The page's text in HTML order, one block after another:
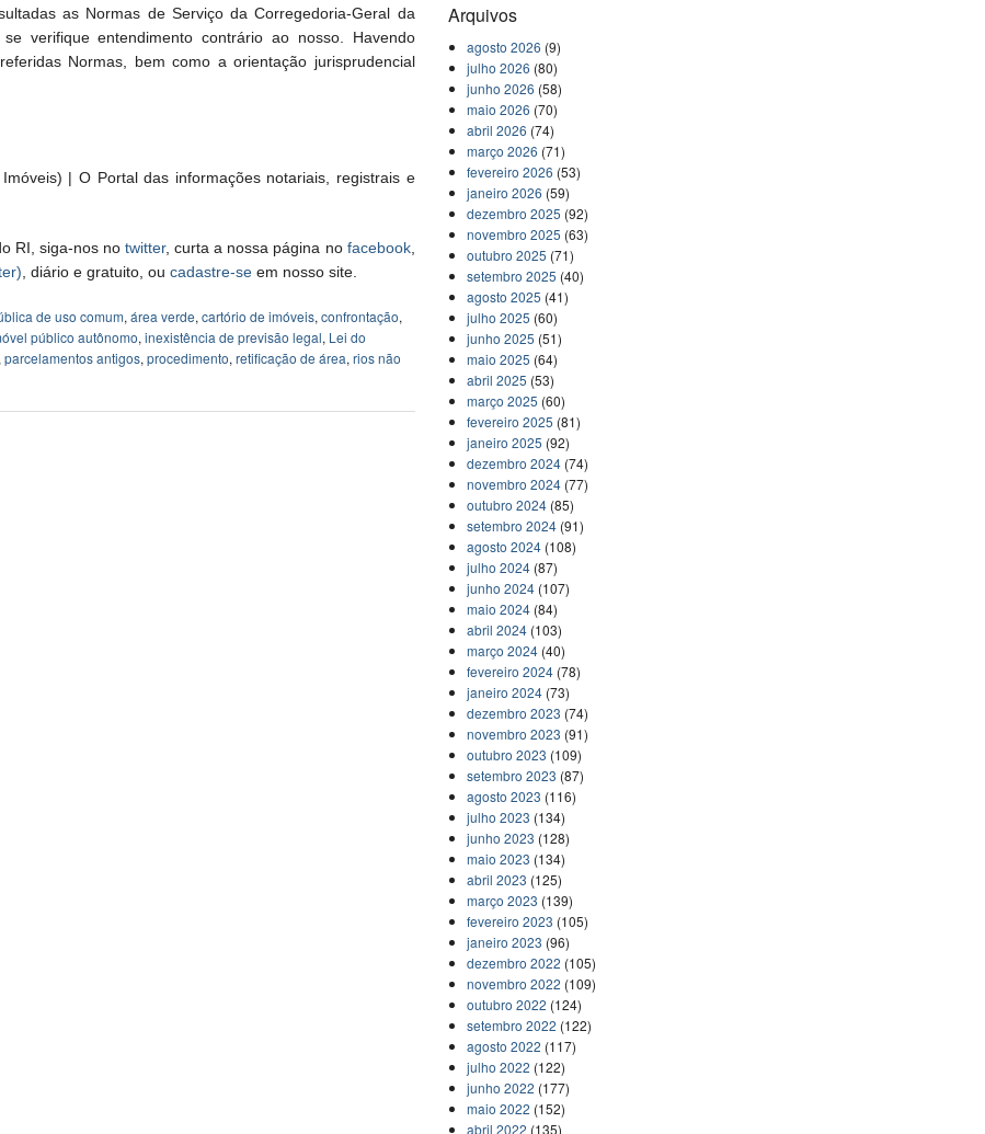
as Normas de Serviço da Corregedoria-Geral da
verifique entendimento contrário ao nosso. Havendo
Normas, bem como a orientação jurisprudencial
| O Portal das informações notariais, registrais e
RI, siga-nos notwitter, curta a nossa página no facebook,
, diário e gratuito, ou cadastre-se em nosso site.
de uso comum, área verde, cartório de imóveis, confrontação,
público autônomo, inexistência de previsão legal, Lei do
parcelamentos antigos, procedimento, retificação de área, rios não
Arquivos
agosto 2026 (9)
julho 2026 (80)
junho 2026 (58)
maio 2026 (70)
abril 2026 (74)
março 2026 (71)
fevereiro 2026 (53)
janeiro 2026 (59)
dezembro 2025 (92)
novembro 2025 (63)
outubro 2025 (71)
setembro 2025 (40)
agosto 2025 (41)
julho 2025 (60)
junho 2025 (51)
maio 2025 (64)
abril 2025 (53)
março 2025 (60)
fevereiro 2025 (81)
janeiro 2025 (92)
dezembro 2024 (74)
novembro 2024 (77)
outubro 2024 (85)
setembro 2024 (91)
agosto 2024 (108)
julho 2024 (87)
junho 2024 (107)
maio 2024 (84)
abril 2024 (103)
março 2024 (40)
fevereiro 2024 (78)
janeiro 2024 (73)
dezembro 2023 (74)
novembro 2023 (91)
outubro 2023 (109)
setembro 2023 (87)
agosto 2023 (116)
julho 2023 (134)
junho 2023 (128)
maio 2023 (134)
abril 2023 (125)
março 2023 (139)
fevereiro 2023 (105)
janeiro 2023 (96)
dezembro 2022 (105)
novembro 2022 (109)
outubro 2022 (124)
setembro 2022 (122)
agosto 2022 (117)
julho 2022 (122)
junho 2022 (177)
maio 2022 (152)
abril 2022 (135)